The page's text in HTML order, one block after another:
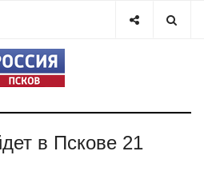
в Пскове 21